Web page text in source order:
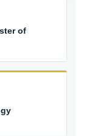
of